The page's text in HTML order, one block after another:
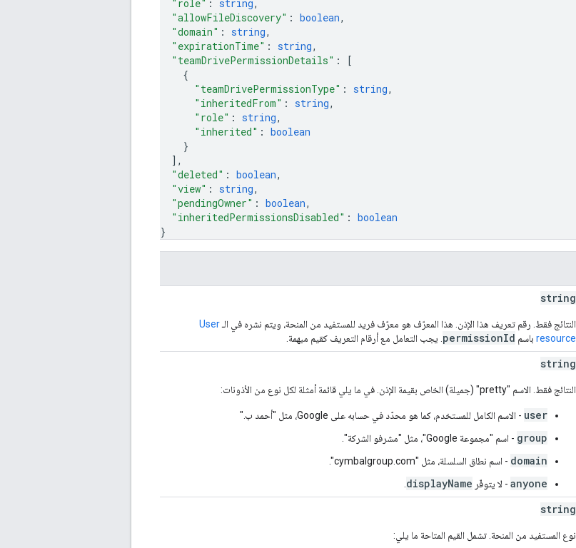
"role" : string,
"allowFileDiscovery" : boolean,
"domain" : string,
"expirationTime" : string,
"teamDrivePermissionDetails" :
[
{
"teamDrivePermissionType" : string,
"inheritedFrom" : string,
"role" : string,
"inherited" : boolean
}
] ,
"deleted" : boolean,
"view" : string,
"pendingOwner" : boolean,
"inheritedPermissionsDisabled" : boolean
}
string
النتائج فقط. رقم تعريف هذا الإذن. هذا المعرّف هو معرّف فريد للمستفيد من المنحة، ويتم نشره في الـUser
resource باسم permissionId . يجب التعامل مع أرقام التعريف كقيم مبهمة.
string
النتائج فقط. الاسم "pretty" (جميلة) الخاص بقيمة الإذن. في ما يلي قائمة أمثلة لكل نوع من الأذونات:
user - الاسم الكامل للمستخدم، كما هو محدّد في حسابه على Google، مثل "أحمد ب."
group - اسم "مجموعة Google"، مثل "مشرفو الشركة".
domain - اسم نطاق السلسلة، مثل "cymbalgroup.com".
anyone - لا يتوفّر displayName
string
نوع المستفيد من المنحة. تشمل القيم المتاحة ما يلي: